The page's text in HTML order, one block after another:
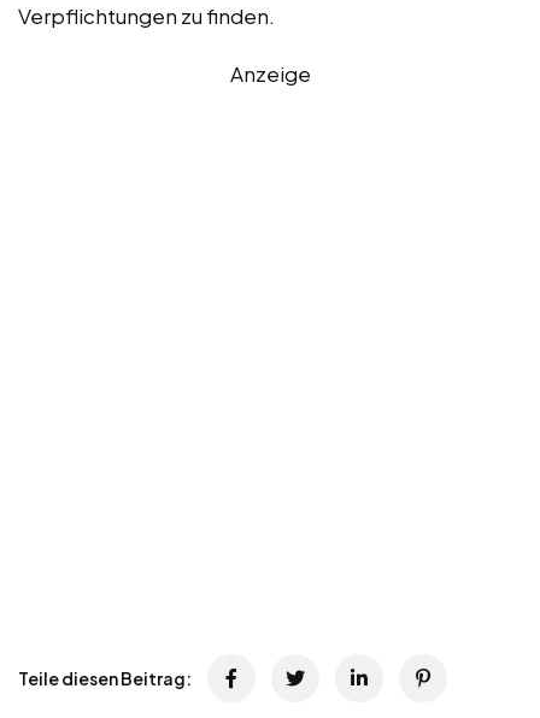
Verpflichtungen zu finden.
Anzeige
Teile diesen Beitrag: